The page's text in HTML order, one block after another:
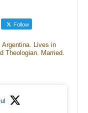
Follow
Argentina. Lives in
Theologian. Married.